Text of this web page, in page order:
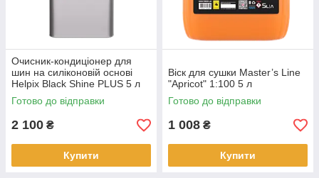
Очисник-кондиціонер для
шин на силіконовій основі
Helpix Black Shine PLUS 5 л
Готово до відправки
2 100 ₴
Купити
Віск для сушки Master’s Line
"Apricot" 1:100 5 л
Готово до відправки
1 008 ₴
Купити